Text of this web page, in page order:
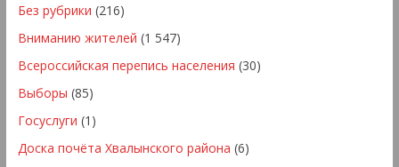
Без рубрики (216)
Вниманию жителей (1 547)
Всероссийская перепись населения (30)
Выборы (85)
Госуслуги (1)
Доска почёта Хвалынского района (6)